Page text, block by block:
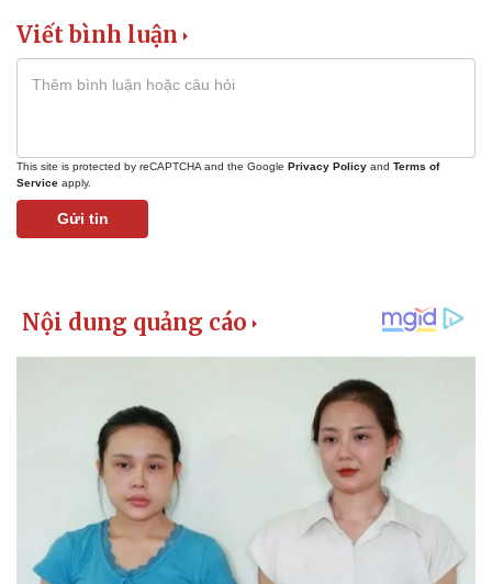
Sức khỏe
Dinh dưỡng - món ngon
Đời sống
Viết bình luận
This site is protected by reCAPTCHA and the Google Privacy Policy and Terms of
Service apply.
Gửi tin